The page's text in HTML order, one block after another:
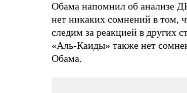
Обама напомнил об анализе
нет никаких сомнений в том,
следим за реакцией в других
«Аль-Каиды» также нет
Обама.